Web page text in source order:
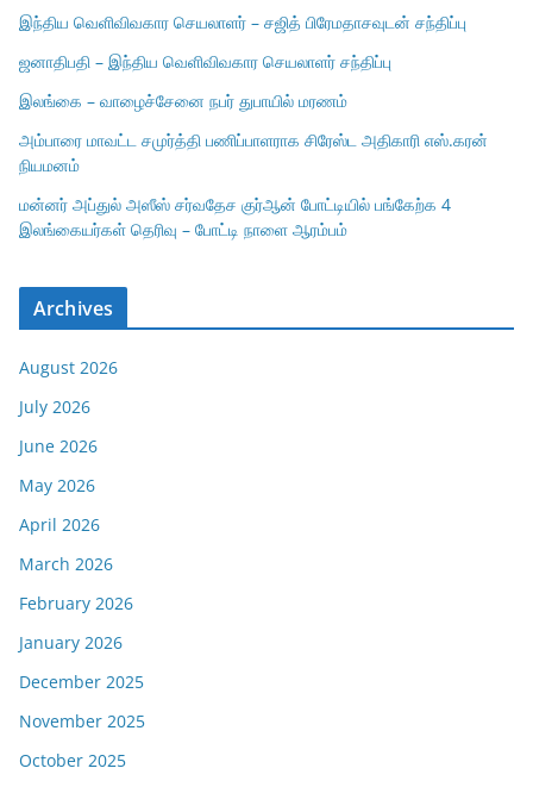
இந்திய வெளிவிவகார செயலாளர் – சஜித் பிரேமதாசவுடன் சந்திப்பு
ஜனாதிபதி – இந்திய வெளிவிவகார செயலாளர் சந்திப்பு
இலங்கை – வாழைச்சேனை நபர் துபாயில் மரணம்
அம்பாரை மாவட்ட சமுர்த்தி பணிப்பாளராக சிரேஸ்ட அதிகாரி எஸ்.கரன்
நியமனம்
மன்னர் அப்துல் அஸீஸ் சர்வதேச குர்ஆன் போட்டியில் பங்கேற்க 4
இலங்கையர்கள் தெரிவு – போட்டி நாளை ஆரம்பம்
Archives
August 2026
July 2026
June 2026
May 2026
April 2026
March 2026
February 2026
January 2026
December 2025
November 2025
October 2025